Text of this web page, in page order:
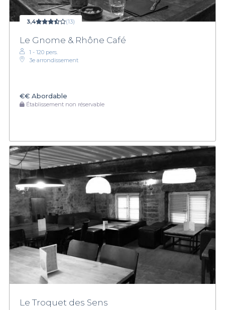
3,4 (13)
Le Gnome & Rhône Café
1 - 120 pers.
3e arrondissement
€€ Abordable
Établissement non réservable
Le Troquet des Sens